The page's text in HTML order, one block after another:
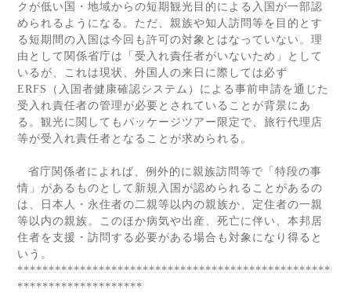
クが低い国・地域からの短期観光目的による入国が一部認
められるようになる。ただ、親族や知人訪問等を目的とす
る短期間の入国は今回も許可の対象とはなっていない。理
由として関係省庁は「受入れ責任者がいないため」として
いるが、これは現状、外国人の来日に際しては必ず
ERFS
（入国者健康確認システム）による事前申請を通じた
受入れ責任者の管理が必要とされていることが背景にあ
る。観光に関してもパッケージツアー限定で、旅行代理店
等が受入れ責任者となることが求められる。
省庁関係者によれば、例外的に親族訪問等で「特段の事
情」があるものとして新規入国が認められることがあるの
は、日本人・永住者の二親等以内の親族か、定住者の一親
等以内の親族。このほか病気や出産、死亡に伴い、本邦居
住者を支援・訪問する必要がある場合も対象になり得ると
いう。
**************************************************
********************